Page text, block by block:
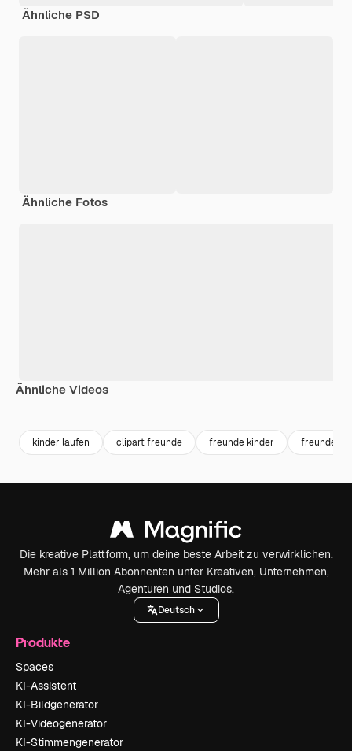
Ähnliche PSD
Ähnliche Fotos
Ähnliche Videos
kinder laufen clipart freunde freunde kinder freunde
Die kreative Plattform, um deine beste Arbeit zu verwirklichen.
Mehr als 1 Million Abonnenten unter Kreativen, Unternehmen,
Agenturen und Studios.
Deutsch
Produkte
Spaces
KI-Assistent
KI-Bildgenerator
KI-Videogenerator
KI-Stimmengenerator